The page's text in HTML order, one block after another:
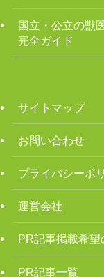
国立・公立の獣
完全ガイド
サイトマップ
お問い合わせ
プライバシーポ
運営会社
PR記事掲載希望
PR記事一覧